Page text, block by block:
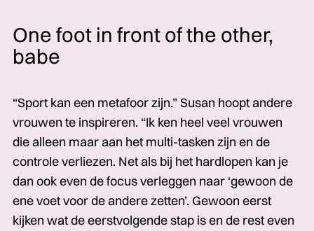
One foot in front of the other,
babe
“Sport kan een metafoor zijn.” Susan hoopt andere
vrouwen te inspireren. “Ik ken heel veel vrouwen
die alleen maar aan het multi-tasken zijn en de
controle verliezen. Net als bij het hardlopen kan je
dan ook even de focus verleggen naar ‘gewoon de
ene voet voor de andere zetten’. Gewoon eerst
kijken wat de eerstvolgende stap is en de rest even